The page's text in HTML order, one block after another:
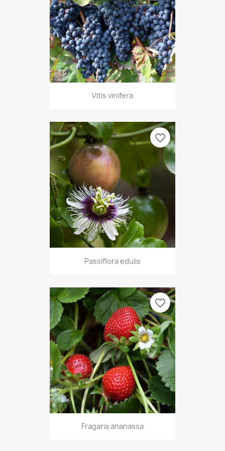
Vitis vinifera
Passiflora edulis
favorite_border
Fragaria ananassa
favorite_border